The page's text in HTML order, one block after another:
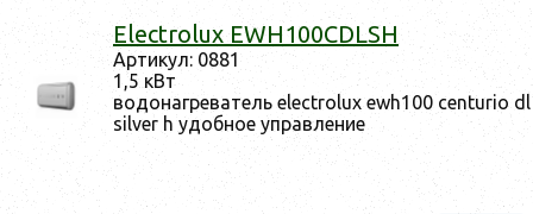
Electrolux EWH100CDLSH
Ар­ти­кул: 0881
1,5 кВт
во­донаг­ре­ватель electrolux ewh100 centurio dl
silver h удоб­ное уп­равле­ние